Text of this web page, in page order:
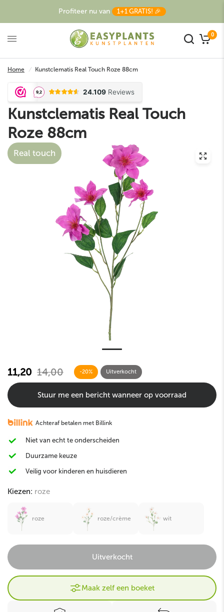
Profiteer nu van 1+1 GRATIS! 🎉
0
Home / Kunstclematis Real Touch Roze 88cm
Kunstclematis Real Touch
Roze 88cm
Real touch
11,20 14,00 -20% Uitverkocht
Stuur me een bericht wanneer op voorraad
Achteraf betalen met Billink
Niet van echt te onderscheiden
Duurzame keuze
Veilig voor kinderen en huisdieren
Kiezen: roze
roze roze/crème wit
Uitverkocht
Maak zelf een boeket